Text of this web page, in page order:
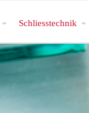
Schliesstechnik